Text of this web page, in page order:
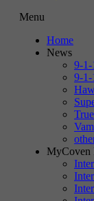
Menu
Home
News
9-1-
9-1-
MyCoven